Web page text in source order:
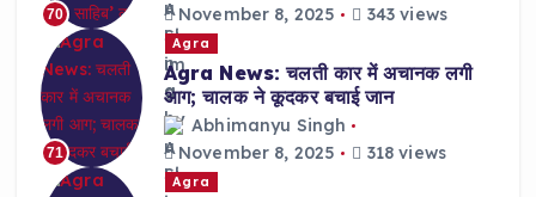
70
November 8, 2025
343 views
71
Agra
Agra News: चलती कार में अचानक लगी
आग; चालक ने कूदकर बचाई जान
Abhimanyu Singh
November 8, 2025
318 views
Agra